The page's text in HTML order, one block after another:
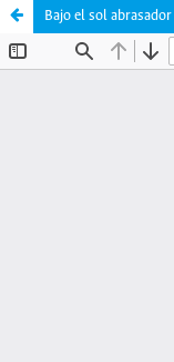
Bajo el sol